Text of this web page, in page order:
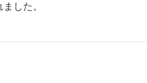
した。